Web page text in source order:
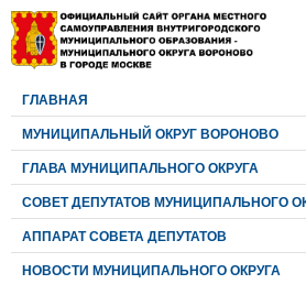
ГЛАВНАЯ
МУНИЦИПАЛЬНЫЙ ОКРУГ ВОРОНОВО
ГЛАВА МУНИЦИПАЛЬНОГО ОКРУГА
CОВЕТ ДЕПУТАТОВ МУНИЦИПАЛЬНОГО
АППАРАТ СОВЕТА ДЕПУТАТОВ
НОВОСТИ МУНИЦИПАЛЬНОГО ОКРУГА